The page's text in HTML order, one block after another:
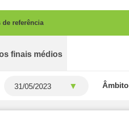
referência
finais médios
Âmbito